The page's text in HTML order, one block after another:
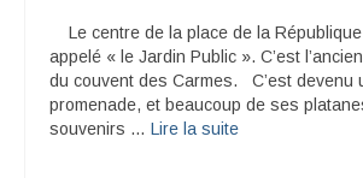
Le centre de la place de la
appelé « le Jardin Public ». C’est
du couvent des Carmes. C’est devenu
promenade, et beaucoup de ses
souvenirs … Lire la suite­­